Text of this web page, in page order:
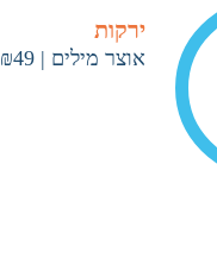
ירקות
אוצר מילים |
₪49